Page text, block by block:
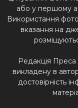
або у першому
Використання
вказання на
Редакція Преса
викладену в
достовірність